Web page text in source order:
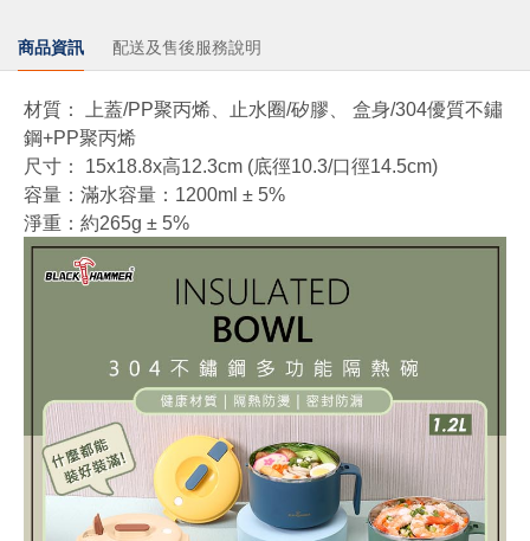
商品資訊 配送及售後服務說明
材質： 上蓋/PP聚丙烯、止水圈/矽膠、 盒身/304優質不鏽
鋼+PP聚丙烯
尺寸： 15x18.8x高12.3cm (底徑10.3/口徑14.5cm)
容量：滿水容量：1200ml ± 5%
淨重：約265g ± 5%